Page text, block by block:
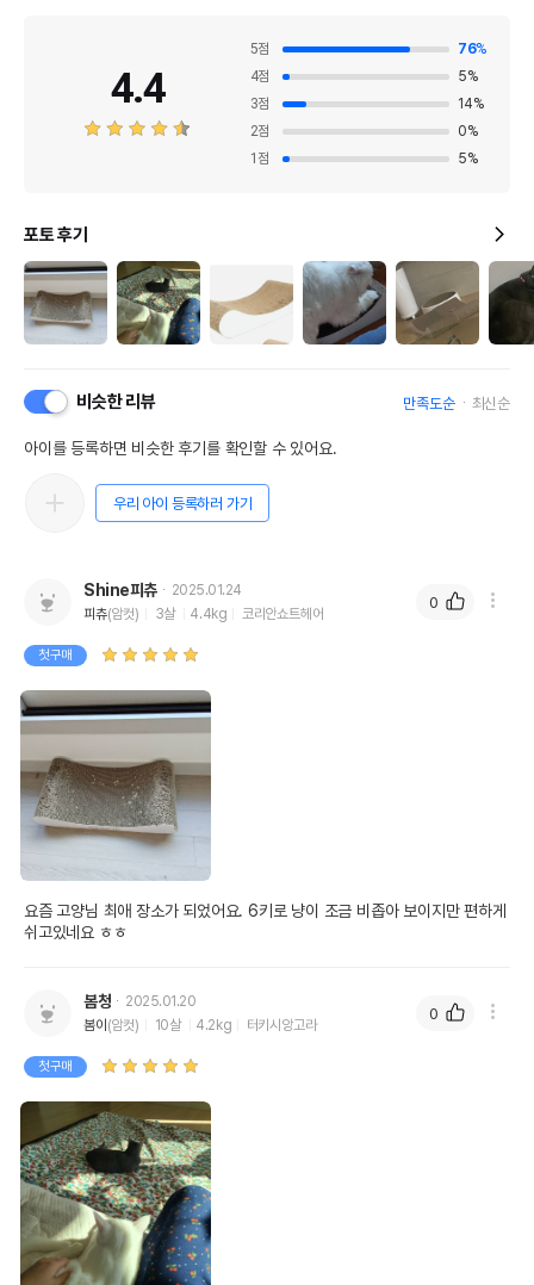
4.4
5점 76%
4점 5%
3점 14%
2점 0%
1 점 5%
포토 후기
비슷한 리뷰 만족도순 최신순
아이를 등록하면 비슷한 후기를 확인할 수 있어요.
우리 아이 등록하러 가기
Shine피츄
2025.01.24
피츄(암컷) 3살 4.4kg 코리안쇼트헤어
첫구매
요즘 고양님 최애 장소가 되었어요. 6키로 냥이 조금 비좁아 보이지만 편하게
쉬고있네요 ㅎㅎ
0
봄청
2025.01.20
봄이 (암컷) 10살 4.2kg 터키시앙고라
첫구매
0